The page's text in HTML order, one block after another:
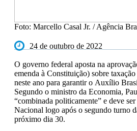
Foto: Marcello Casal Jr. / Agência
24 de outubro de 2022
O governo federal aposta na
emenda à Constituição) sobre
neste ano para garantir o Auxílio
Segundo o ministro da Economia,
“combinada politicamente” e deve
Nacional logo após o segundo turno
próximo dia 30.